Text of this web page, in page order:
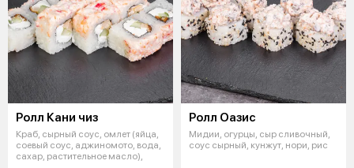
Ролл Кани чиз
Краб, сырный соус, омлет (яйца,
соевый соус, аджиномото, вода,
сахар, растительное масло),
Ролл Оазис
Мидии, огурцы, сыр сливочный,
соус сырный, кунжут, нори, рис